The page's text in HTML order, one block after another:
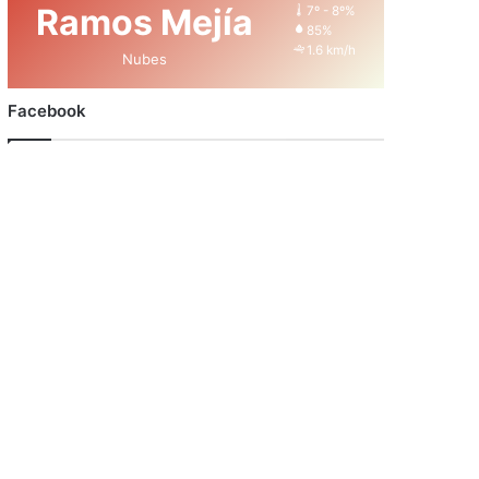
Ramos Mejía
Nubes
7º - 8º%
85%
1.6 km/h
Facebook